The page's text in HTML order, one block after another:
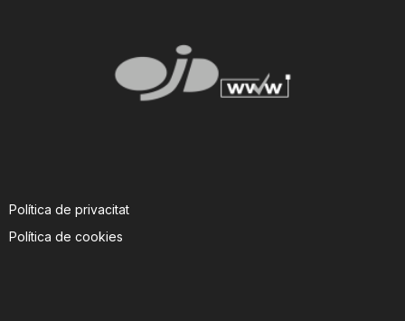
Política de privacitat
Política de cookies